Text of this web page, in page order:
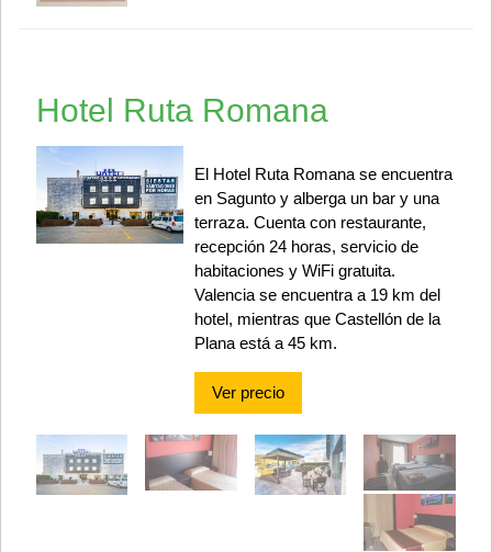
Hotel Ruta Romana
El Hotel Ruta Romana se encuentra
en Sagunto y alberga un bar y una
terraza. Cuenta con restaurante,
recepción 24 horas, servicio de
habitaciones y WiFi gratuita.
Valencia se encuentra a 19 km del
hotel, mientras que Castellón de la
Plana está a 45 km.
Ver precio